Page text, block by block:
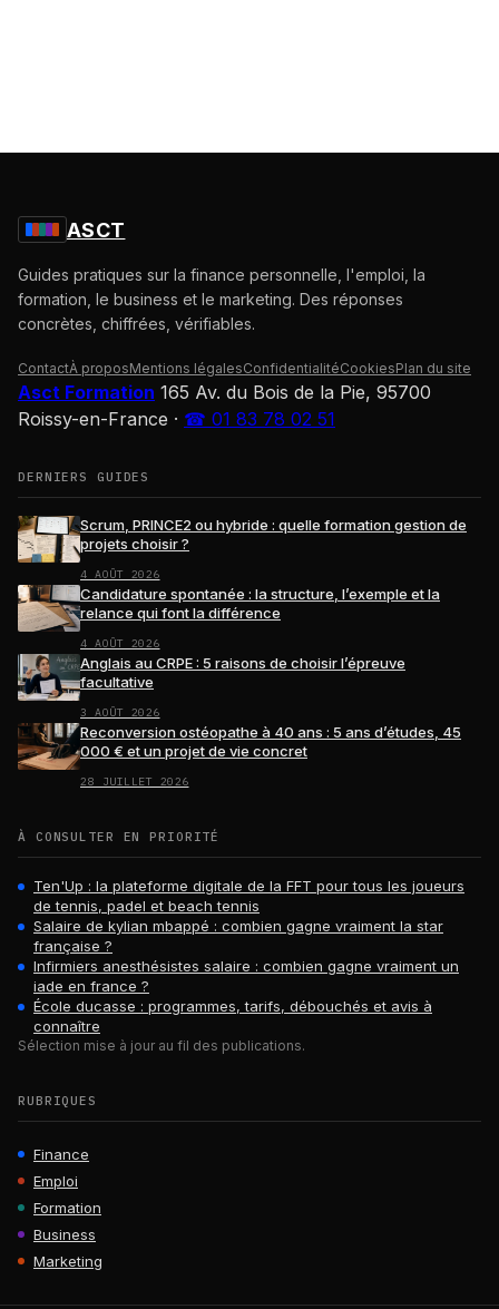
ASCT
Guides pratiques sur la finance personnelle, l'emploi, la
formation, le business et le marketing. Des réponses
concrètes, chiffrées, vérifiables.
ContactÀ proposMentions légalesConfidentialitéCookiesPlan du site
Asct Formation 165 Av. du Bois de la Pie, 95700
Roissy-en-France · ☎ 01 83 78 02 51
DERNIERS GUIDES
Scrum, PRINCE2 ou hybride : quelle formation gestion de
projets choisir ?
4 AOÛT 2026
Candidature spontanée : la structure, l’exemple et la
relance qui font la différence
4 AOÛT 2026
Anglais au CRPE : 5 raisons de choisir l’épreuve
facultative
3 AOÛT 2026
Reconversion ostéopathe à 40 ans : 5 ans d’études, 45
000 € et un projet de vie concret
28 JUILLET 2026
À CONSULTER EN PRIORITÉ
Ten'Up : la plateforme digitale de la FFT pour tous les joueurs
de tennis, padel et beach tennis
Salaire de kylian mbappé : combien gagne vraiment la star
française ?
Infirmiers anesthésistes salaire : combien gagne vraiment un
iade en france ?
École ducasse : programmes, tarifs, débouchés et avis à
connaître
Sélection mise à jour au fil des publications.
RUBRIQUES
Finance
Emploi
Formation
Business
Marketing